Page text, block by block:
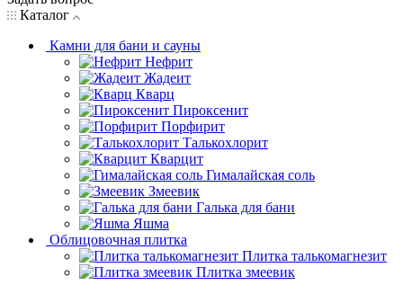
Каталог
Камни для бани и сауны
Нефрит
Жадеит
Кварц
Пироксенит
Порфирит
Талькохлорит
Кварцит
Гималайская соль
Змеевик
Галька для бани
Яшма
Облицовочная плитка
Плитка талькомагнезит
Плитка змеевик